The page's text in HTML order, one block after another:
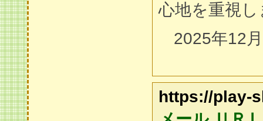
心地を重視し
2025年12
https://play-